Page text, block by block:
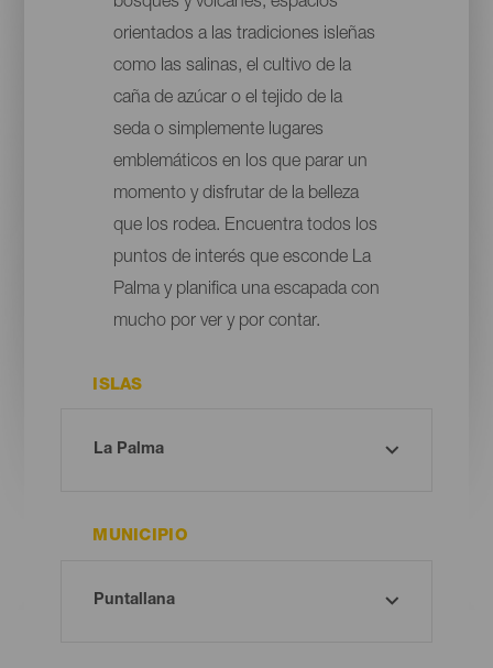
orientados a las tradiciones isleñas
como las salinas, el cultivo de la
caña de azúcar o el tejido de la
seda o simplemente lugares
emblemáticos en los que parar un
momento y disfrutar de la belleza
que los rodea. Encuentra todos los
puntos de interés que esconde La
Palma y planifica una escapada con
mucho por ver y por contar.
ISLAS
MUNICIPIO